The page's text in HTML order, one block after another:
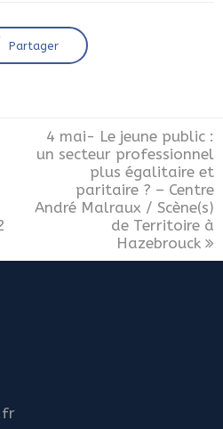
Partager
4 mai- Le jeune public :
un secteur professionnel
plus égalitaire et
paritaire ? – Centre
André Malraux / Scène(s)
de Territoire à
Hazebrouck